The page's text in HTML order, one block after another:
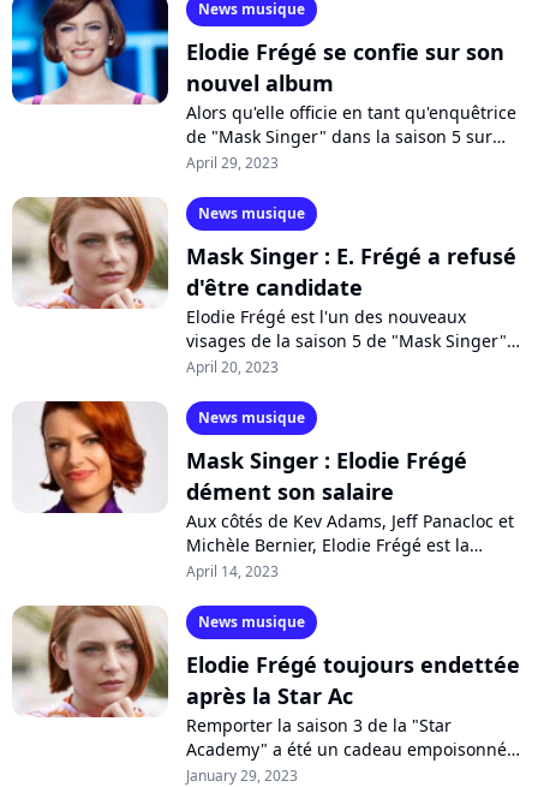
News musique
Elodie Frégé se confie sur son
nouvel album
Alors qu'elle officie en tant qu'enquêtrice
de "Mask Singer" dans la saison 5 sur
TF1, Elodie Frégé prépare en parallèle
April 29, 2023
News musique
Mask Singer : E. Frégé a refusé
d'être candidate
Elodie Frégé est l'un des nouveaux
visages de la saison 5 de "Mask Singer"
en tant qu'enquêtrice. Les téléspectateurs
April 20, 2023
News musique
Mask Singer : Elodie Frégé
dément son salaire
Aux côtés de Kev Adams, Jeff Panacloc et
Michèle Bernier, Elodie Frégé est la
nouvelle enquêtrice de "Mask Singer"
April 14, 2023
News musique
Elodie Frégé toujours endettée
après la Star Ac
Remporter la saison 3 de la "Star
Academy" a été un cadeau empoisonné
pour Elodie Frégé. La chanteuse n'a
January 29, 2023